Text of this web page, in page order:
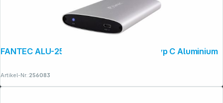
FANTEC ALU-25U31 silber 2,5" USB 3.1 Typ C Aluminium
Artikel-Nr.:256083